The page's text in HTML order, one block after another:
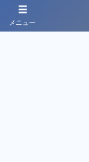
メニュー
全国大会出場
KYFA インディペンデ